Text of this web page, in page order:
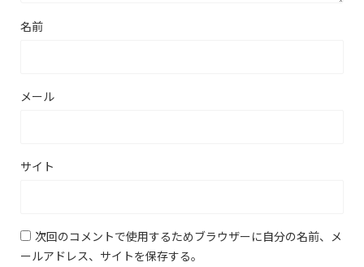
名前
メール
サイト
次回のコメントで使用するためブラウザーに自分の名前、メ
ールアドレス、サイトを保存する。